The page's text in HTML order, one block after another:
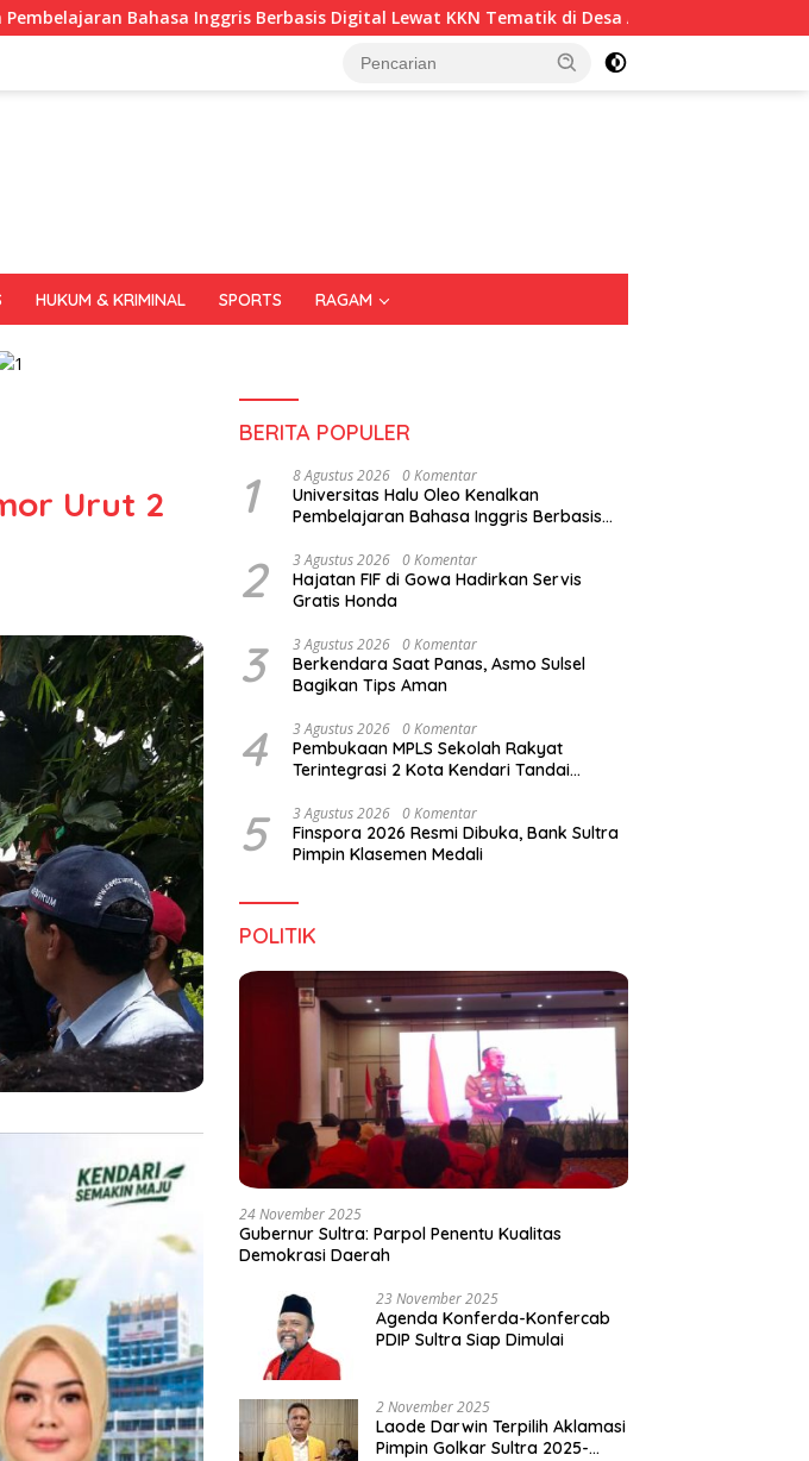
Berbasis Digital Lewat KKN Tematik di Desa Alebo Imigrasi Sultra Perkuat Kepedulian
HUKUM & KRIMINAL SPORTS RAGAM
Urut 2
BERITA POPULER
1 8 Agustus 2026 0 Komentar
Universitas Halu Oleo Kenalkan
Pembelajaran Bahasa Inggris Berbasis
2 3 Agustus 2026 0 Komentar
Hajatan FIF di Gowa Hadirkan Servis
Gratis Honda
3 3 Agustus 2026 0 Komentar
Berkendara Saat Panas, Asmo Sulsel
Bagikan Tips Aman
4 3 Agustus 2026 0 Komentar
Pembukaan MPLS Sekolah Rakyat
Terintegrasi 2 Kota Kendari Tandai
5 3 Agustus 2026 0 Komentar
Finspora 2026 Resmi Dibuka, Bank Sultra
Pimpin Klasemen Medali
POLITIK
24 November 2025
Gubernur Sultra: Parpol Penentu Kualitas
Demokrasi Daerah
23 November 2025
Agenda Konferda-Konfercab
PDIP Sultra Siap Dimulai
2 November 2025
Laode Darwin Terpilih Aklamasi
Pimpin Golkar Sultra 2025-